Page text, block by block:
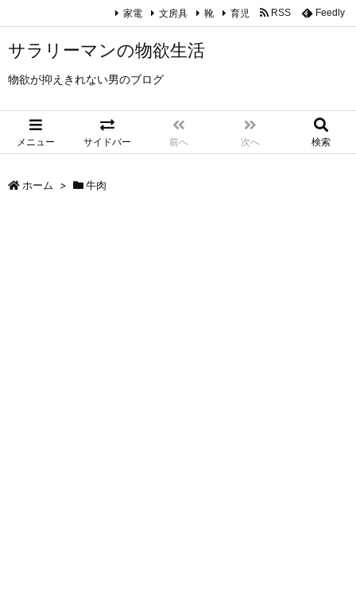
サラリーマンの物欲生活
物欲が抑えきれない男のブログ
メニュー サイドバー 前へ 次へ 検索
家電 文房具 靴 育児 RSS Feedly
ホーム > 牛肉